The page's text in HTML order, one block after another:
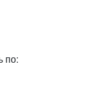
по: